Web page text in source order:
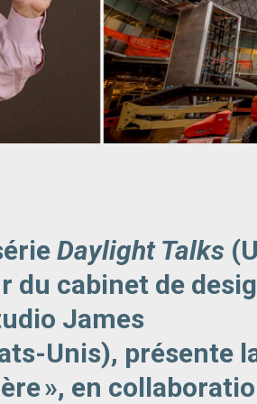
Daylight Talks
du cabinet de
James
Unis), présente
», en